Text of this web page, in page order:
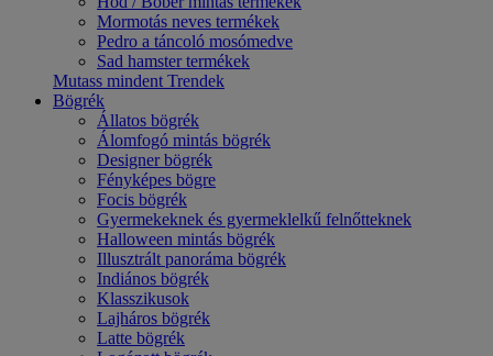
Mormotás neves termékek
Pedro a táncoló mosómedve
Sad hamster termékek
Mutass mindent Trendek
Bögrék
Állatos bögrék
Álomfogó mintás bögrék
Designer bögrék
Fényképes bögre
Focis bögrék
Gyermekeknek és gyermeklelkű felnőtteknek
Halloween mintás bögrék
Illusztrált panoráma bögrék
Indiános bögrék
Klasszikusok
Lajháros bögrék
Latte bögrék